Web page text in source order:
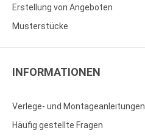
Erstellung von Angeboten
Musterstücke
INFORMATIONEN
Verlege- und Montageanleitungen
Häufig gestellte Fragen